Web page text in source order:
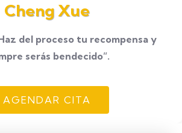
Cheng Xue
del proceso tu recompensa y
serás bendecido”.
AGENDAR CITA